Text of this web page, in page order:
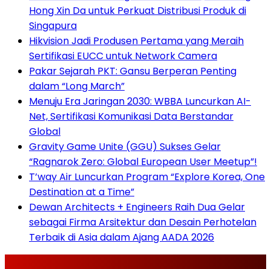
Hong Xin Da untuk Perkuat Distribusi Produk di
Singapura
Hikvision Jadi Produsen Pertama yang Meraih
Sertifikasi EUCC untuk Network Camera
Pakar Sejarah PKT: Gansu Berperan Penting
dalam “Long March”
Menuju Era Jaringan 2030: WBBA Luncurkan AI-
Net, Sertifikasi Komunikasi Data Berstandar
Global
Gravity Game Unite (GGU) Sukses Gelar
“Ragnarok Zero: Global European User Meetup”!
T’way Air Luncurkan Program “Explore Korea, One
Destination at a Time”
Dewan Architects + Engineers Raih Dua Gelar
sebagai Firma Arsitektur dan Desain Perhotelan
Terbaik di Asia dalam Ajang AADA 2026